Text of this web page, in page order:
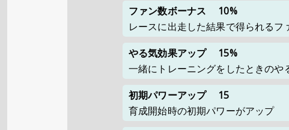
ファン数ボーナス
10%
レースに出走した結果で得られるフ
やる気効果アップ
15%
一緒にトレーニングをしたときのや
初期パワーアップ
15
育成開始時の初期パワーがアップ